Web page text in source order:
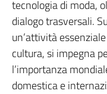
tecnologia di moda,
dialogo trasversali.
un’attività
cultura, si impegna
l’importanza
domestica e